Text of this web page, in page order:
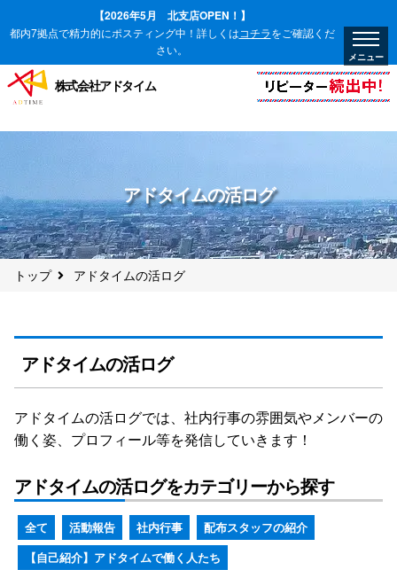
【2026年5月 北支店OPEN！】
都内7拠点で精力的にポスティング中！詳しくはコチラをご確認くだ
さい。
株式会社アドタイム
アドタイムの活ログ
トップ アドタイムの活ログ
アドタイムの活ログ
アドタイムの活ログでは、社内行事の雰囲気やメンバーの
働く姿、プロフィール等を発信していきます！
アドタイムの活ログをカテゴリーから探す
全て 活動報告 社内行事
配布スタッフの紹介
【自己紹介】アドタイムで働く人たち